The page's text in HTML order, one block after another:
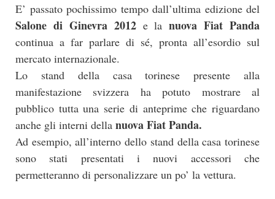
E’ passato pochissimo tempo dall’ultima edizione del
Salone di Ginevra 2012e la nuova Fiat Panda
continua a far parlare di sé, pronta all’esordio sul
mercato internazionale.
Lo stand della casa torinese presente alla
manifestazione svizzera ha potuto mostrare al
pubblico tutta una serie di anteprime che riguardano
anche gli interni della nuova Fiat Panda.
Ad esempio, all’interno dello stand della casa torinese
sono stati presentati i nuovi accessori che
permetteranno di personalizzare un po’ la vettura.